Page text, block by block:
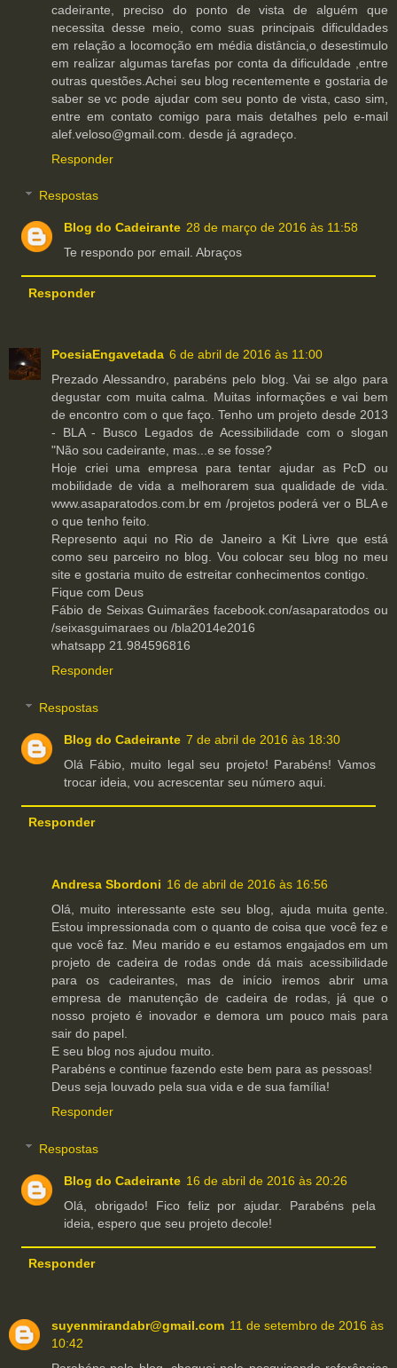
cadeirante, preciso do ponto de vista de alguém que
necessita desse meio, como suas principais dificuldades
em relação a locomoção em média distância,o desestimulo
em realizar algumas tarefas por conta da dificuldade ,entre
outras questões.Achei seu blog recentemente e gostaria de
saber se vc pode ajudar com seu ponto de vista, caso sim,
entre em contato comigo para mais detalhes pelo e-mail
alef.veloso@gmail.com. desde já agradeço.
Responder
Respostas
Blog do Cadeirante 28 de março de 2016 às 11:58
Te respondo por email. Abraços
Responder
PoesiaEngavetada 6 de abril de 2016 às 11:00
Prezado Alessandro, parabéns pelo blog. Vai se algo para
degustar com muita calma. Muitas informações e vai bem
de encontro com o que faço. Tenho um projeto desde 2013
- BLA - Busco Legados de Acessibilidade com o slogan
"Não sou cadeirante, mas...e se fosse?
Hoje criei uma empresa para tentar ajudar as PcD ou
mobilidade de vida a melhorarem sua qualidade de vida.
www.asaparatodos.com.br em /projetos poderá ver o BLA e
o que tenho feito.
Represento aqui no Rio de Janeiro a Kit Livre que está
como seu parceiro no blog. Vou colocar seu blog no meu
site e gostaria muito de estreitar conhecimentos contigo.
Fique com Deus
Fábio de Seixas Guimarães facebook.con/asaparatodos ou
/seixasguimaraes ou /bla2014e2016
whatsapp 21.984596816
Responder
Respostas
Blog do Cadeirante 7 de abril de 2016 às 18:30
Olá Fábio, muito legal seu projeto! Parabéns! Vamos
trocar ideia, vou acrescentar seu número aqui.
Responder
Andresa Sbordoni 16 de abril de 2016 às 16:56
Olá, muito interessante este seu blog, ajuda muita gente.
Estou impressionada com o quanto de coisa que você fez e
que você faz. Meu marido e eu estamos engajados em um
projeto de cadeira de rodas onde dá mais acessibilidade
para os cadeirantes, mas de início iremos abrir uma
empresa de manutenção de cadeira de rodas, já que o
nosso projeto é inovador e demora um pouco mais para
sair do papel.
E seu blog nos ajudou muito.
Parabéns e continue fazendo este bem para as pessoas!
Deus seja louvado pela sua vida e de sua família!
Responder
Respostas
Blog do Cadeirante 16 de abril de 2016 às 20:26
Olá, obrigado! Fico feliz por ajudar. Parabéns pela
ideia, espero que seu projeto decole!
Responder
suyenmirandabr@gmail.com 11 de setembro de 2016 às
10:42